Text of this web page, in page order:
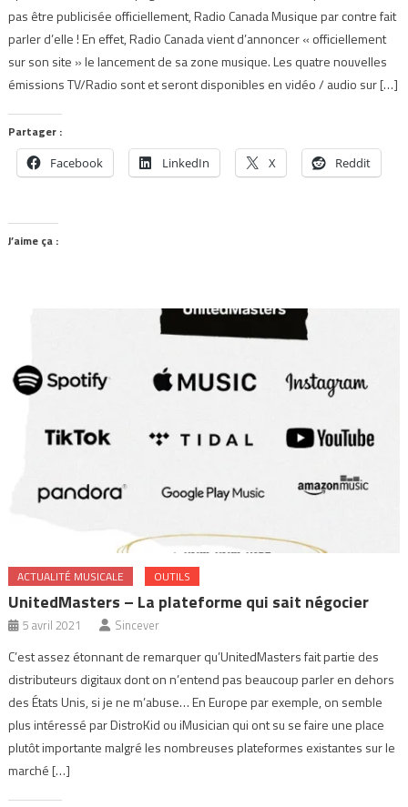
pas être publicisée officiellement, Radio Canada Musique par contre fait
parler d’elle ! En effet, Radio Canada vient d’annoncer « officiellement
sur son site » le lancement de sa zone musique. Les quatre nouvelles
émissions TV/Radio sont et seront disponibles en vidéo / audio sur […]
Partager :
Facebook LinkedIn X Reddit
J’aime ça :
ACTUALITÉ MUSICALE OUTILS
UnitedMasters – La plateforme qui sait négocier
5 avril 2021 Sincever
C’est assez étonnant de remarquer qu’UnitedMasters fait partie des
distributeurs digitaux dont on n’entend pas beaucoup parler en dehors
des États Unis, si je ne m’abuse… En Europe par exemple, on semble
plus intéressé par DistroKid ou iMusician qui ont su se faire une place
plutôt importante malgré les nombreuses plateformes existantes sur le
marché […]